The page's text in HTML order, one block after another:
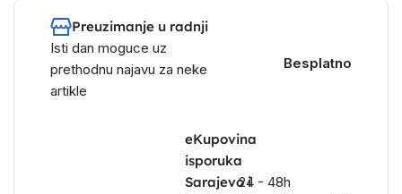
Preuzimanje u radnji
Isti dan moguce uz
prethodnu najavu za neke
artikle
Besplatno
eKupovina
isporuka
Sarajevo i24 - 48h